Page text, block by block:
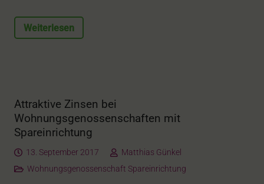
Weiterlesen
Attraktive Zinsen bei
Wohnungsgenossenschaften mit
Spareinrichtung
13. September 2017
Matthias Günkel
Wohnungsgenossenschaft Spareinrichtung